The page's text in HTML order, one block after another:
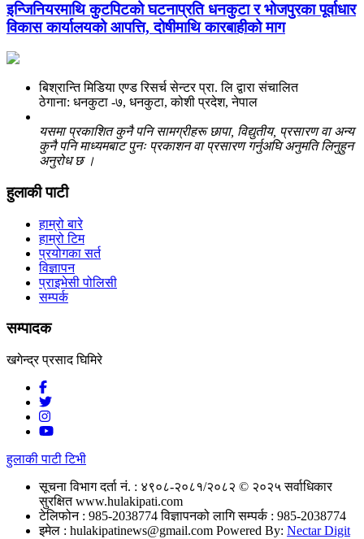
इन्जिनियरमाथि कुटपिटको घटनाप्रति धनकुटा र भोजपुरका पूर्वाधार
विकास कार्यालयको आपत्ति, दोषीमाथि कारबाहीको माग
बिश्रान्ति मिडिया एण्ड रिसर्च सेन्टर प्रा. लि द्वारा संचालित
ठेगाना: धनकुटा -७, धनकुटा, कोशी प्रदेश, नेपाल
यसमा प्रकाशित कुनै पनि सामग्रीहरू छापा, विद्युतीय, प्रसारण वा अन्य
कुनै पनि माध्यमबाट पुनः प्रकाशन वा प्रसारण गर्नुअघि अनुमति लिनुहुन
अनुरोध छ ।
हुलाकी पाटी
हाम्रो बारे
हाम्रो टिम
प्रयोगका सर्त
विज्ञापन
प्राइभेसी पोलिसी
सम्पर्क
सम्पादक
खगेन्द्र प्रसाद घिमिरे
हुलाकी पाटी टिभी
सूचना विभाग दर्ता नं. : ४९०८-२०८१/२०८२ © २०२५ सर्वाधिकार
सुरक्षित www.hulakipati.com
टेलिफोन : 985-2038774विज्ञापनको लागि सम्पर्क : 985-2038774
इमेल : hulakipatinews@gmail.com Powered By: Nectar Digit